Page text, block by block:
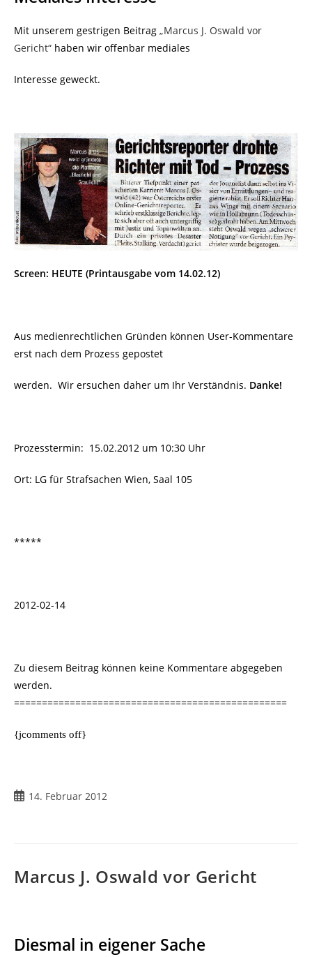
Mit unserem gestrigen Beitrag „Marcus J. Oswald vor
Gericht“ haben wir offenbar mediales
Interesse geweckt.
Screen: HEUTE (Printausgabe vom 14.02.12)
Aus medienrechtlichen Gründen können User-Kommentare
erst nach dem Prozess gepostet
werden. Wir ersuchen daher um Ihr Verständnis. Danke!
Prozesstermin: 15.02.2012 um 10:30 Uhr
Ort: LG für Strafsachen Wien, Saal 105
*****
2012-02-14
Zu diesem Beitrag können keine Kommentare abgegeben
werden.
=================================================
{jcomments off}
Beitrag14. Februar 2012
Marcus J. Oswald vor Gericht
Diesmal in eigener Sache